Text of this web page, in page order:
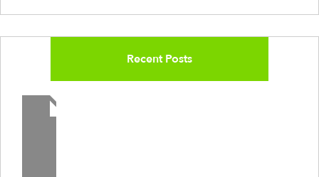
Recent Posts